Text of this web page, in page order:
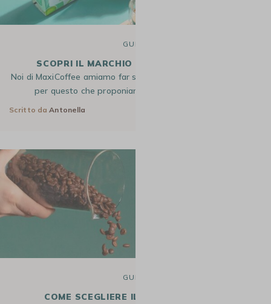
GUIDE
SCOPRI IL MARCHIO GREEN LION COFFEE
Noi di MaxiCoffee amiamo far scoprire dei caffè di qualità ed è
per questo che proponiamo i prodotti Green Lion…
Scritto daAntonella
GUIDE
COME SCEGLIERE IL CAFFÈ IN GRANI ?